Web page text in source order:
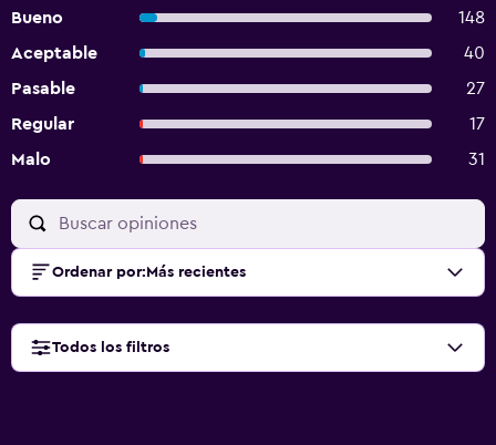
Bueno
148
Aceptable
40
Pasable
27
Regular
17
Malo
31
Ordenar por: Más recientes
Todos los filtros